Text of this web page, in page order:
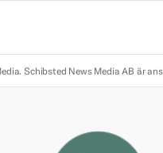
Schibsted News Media AB är